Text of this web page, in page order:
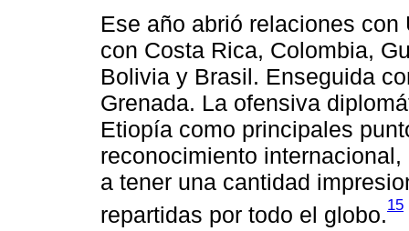
Ese año abrió relaciones
con Costa Rica, Colombia,
Bolivia y Brasil. Enseguida
Grenada. La ofensiva
Etiopía como principales
reconocimiento
a tener una cantidad
repartidas por todo el globo.15